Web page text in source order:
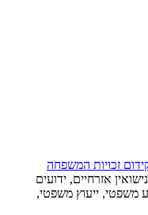
אזרחיים, ידועים
משפטי, ייעוץ משפטי,